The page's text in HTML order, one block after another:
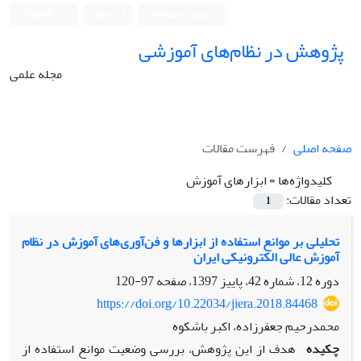
پژوهش در نظام‌های آموزشی
مجله علمی
صفحه اصلی
فهرست مقالات
کلیدواژه‌ها =ابزارهای آموزش
تعداد مقالات:
1
تحلیلی بر موانع استفاده از ابزارها و فن‌آوری‌های آموزش در نظام
آموزش عالی الکترونیکی ایران
دوره 12، شماره 42، پاییز 1397، صفحه
97-120
https://doi.org/10.22034/jiera.2018.84468
محمدرحیم جعفرزاده، اکبر باشکوه
چکیده هدف از این پژوهش، بررسی وضعیت موانع استفاده از